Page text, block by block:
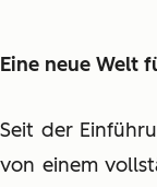
Eine neue Welt
Seit der
von einem